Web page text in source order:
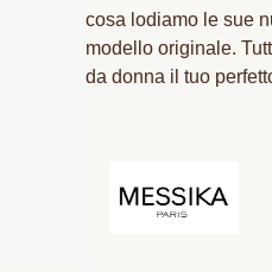
cosa lodiamo le sue
modello originale.
da donna il tuo